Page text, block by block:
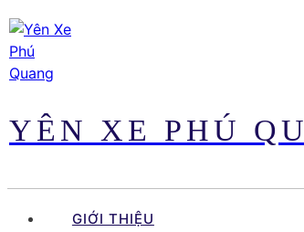
Skip
content
YÊN XE PHÚ
GIỚI THIỆU